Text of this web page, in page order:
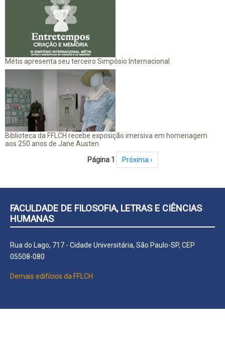
Métis apresenta seu terceiro Simpósio Internacional
Biblioteca da FFLCH recebe exposição imersiva em homenagem
aos 250 anos de Jane Austen
Página 1 Próxima página
Próxima ›
FACULDADE DE FILOSOFIA, LETRAS E CIÊNCIAS
HUMANAS
Rua do Lago, 717 - Cidade Universitária, São Paulo-SP, CEP
05508-080
Demais edifícios da FFLCH